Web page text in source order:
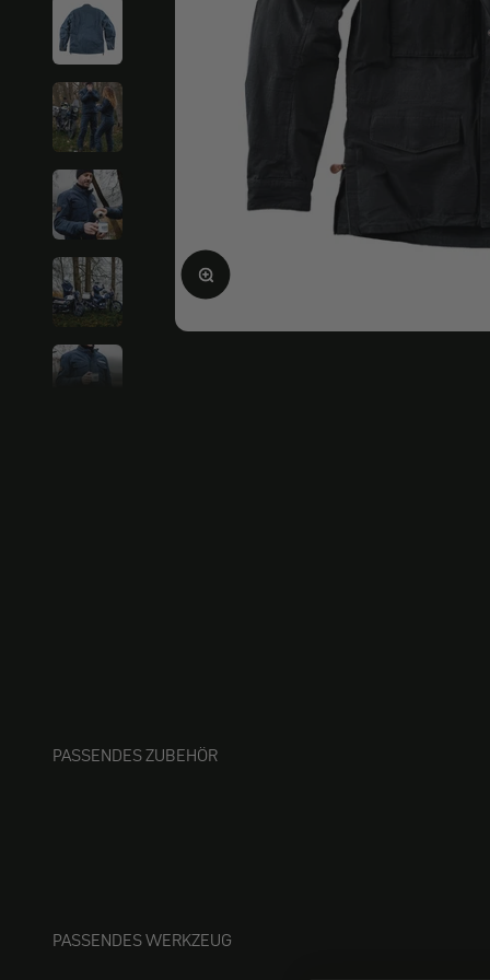
Bild vergrößern
PASSENDES ZUBEHÖR
PASSENDES WERKZEUG